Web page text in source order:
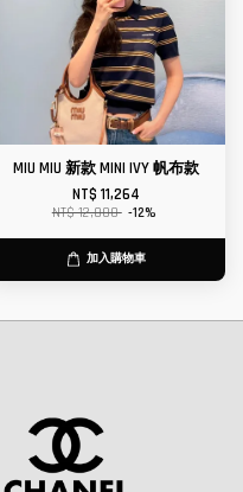
MIU MIU 新款 MINI IVY 帆布款
NT$ 11,264
NT$ 12,800 -12%
加入購物車